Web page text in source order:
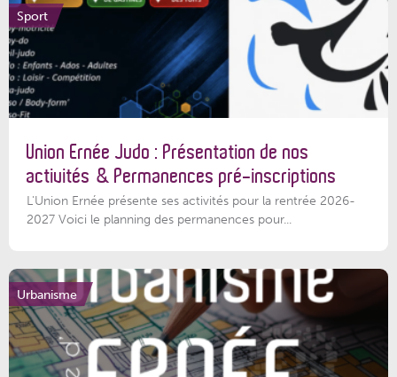
Sport
Union Ernée Judo : Présentation de nos
activités & Permanences pré-inscriptions
L'Union Ernée présente ses activités pour la rentrée 2026-
2027 Voici le planning des permanences pour...
Urbanisme